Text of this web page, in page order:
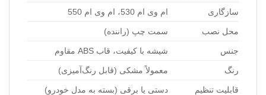
سازگاری
ام وی ام 530، ام وی ام 550
محل نصب سمت چپ (راننده)
جنس شیشه با کیفیت، قاب ABS مقاوم
رنگ معمولاً مشکی (قابل رنگ‌آمیزی)
قابلیت تنظیم دستی یا برقی (بسته به مدل خودرو)